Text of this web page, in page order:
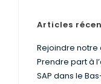
Articles
Rejoindre notre
Prendre part à
SAP dans le